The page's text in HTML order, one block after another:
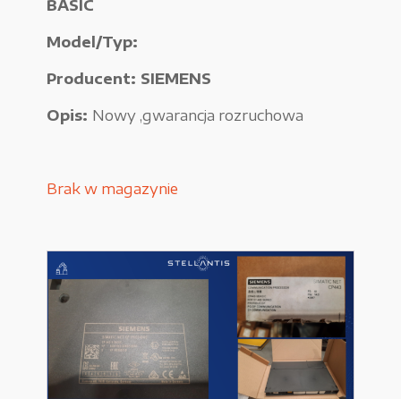
Zamówienie
Regulamin sklepu
BASIC
Model/Typ:
Producent: SIEMENS
Opis: Nowy ,gwarancja rozruchowa
Brak w magazynie